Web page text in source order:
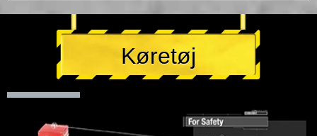
Køretøj